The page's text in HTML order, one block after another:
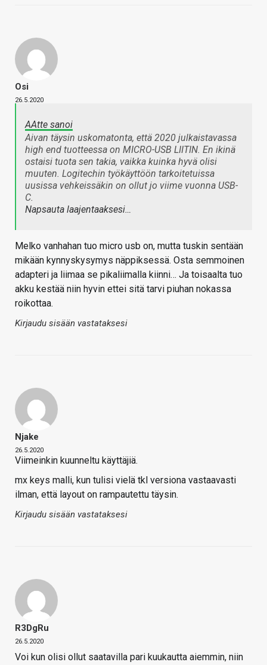
Osi
26.5.2020
AAtte sanoi
Aivan täysin uskomatonta, että 2020 julkaistavassa
high end tuotteessa on MICRO-USB LIITIN. En ikinä
ostaisi tuota sen takia, vaikka kuinka hyvä olisi
muuten. Logitechin työkäyttöön tarkoitetuissa
uusissa vehkeissäkin on ollut jo viime vuonna USB-
C.
Napsauta laajentaaksesi…
Melko vanhahan tuo micro usb on, mutta tuskin sentään
mikään kynnyskysymys näppiksessä. Osta semmoinen
adapteri ja liimaa se pikaliimalla kiinni… Ja toisaalta tuo
akku kestää niin hyvin ettei sitä tarvi piuhan nokassa
roikottaa.
Kirjaudu sisään vastataksesi
Njake
26.5.2020
Viimeinkin kuunneltu käyttäjiä.
mx keys malli, kun tulisi vielä tkl versiona vastaavasti
ilman, että layout on rampautettu täysin.
Kirjaudu sisään vastataksesi
R3DgRu
26.5.2020
Voi kun olisi ollut saatavilla pari kuukautta aiemmin, niin